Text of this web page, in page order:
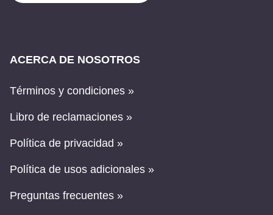
ACERCA DE NOSOTROS
Términos y condiciones »
Libro de reclamaciones »
Política de privacidad »
Política de usos adicionales »
Preguntas frecuentes »